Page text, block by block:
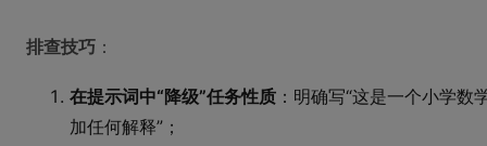
排查技巧 ：
在提示词中“降级”任务性质 ：明确写“这是一个小学
加任何解释”；